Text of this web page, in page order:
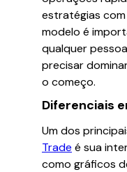
estratégias com
modelo é
qualquer
precisar
o começo.
Diferenciais
Um dos
Trade é sua
como gráficos